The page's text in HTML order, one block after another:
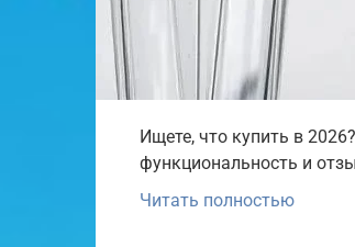
Ищете, что купить в
функциональность и
Читать полностью